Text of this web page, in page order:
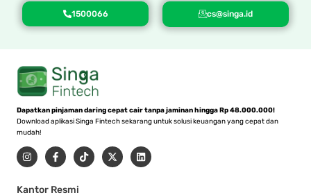
1500066 cs@singa.id
Dapatkan pinjaman daring cepat cair tanpa jaminan hingga Rp 48.000.000!
Download aplikasi Singa Fintech sekarang untuk solusi keuangan yang cepat dan
mudah!
I
n
s
a
F
a
c
b
T
i
k
X
-
t
L
i
n
Kantor Resmi